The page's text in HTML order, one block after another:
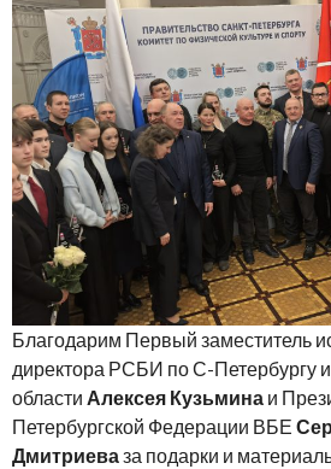
Благодарим Первый заместитель
директора РСБИ по С-Петербургу
области Алексея Кузьмина и
Петербургской Федерации ВБЕ
Дмитриеваза подарки и